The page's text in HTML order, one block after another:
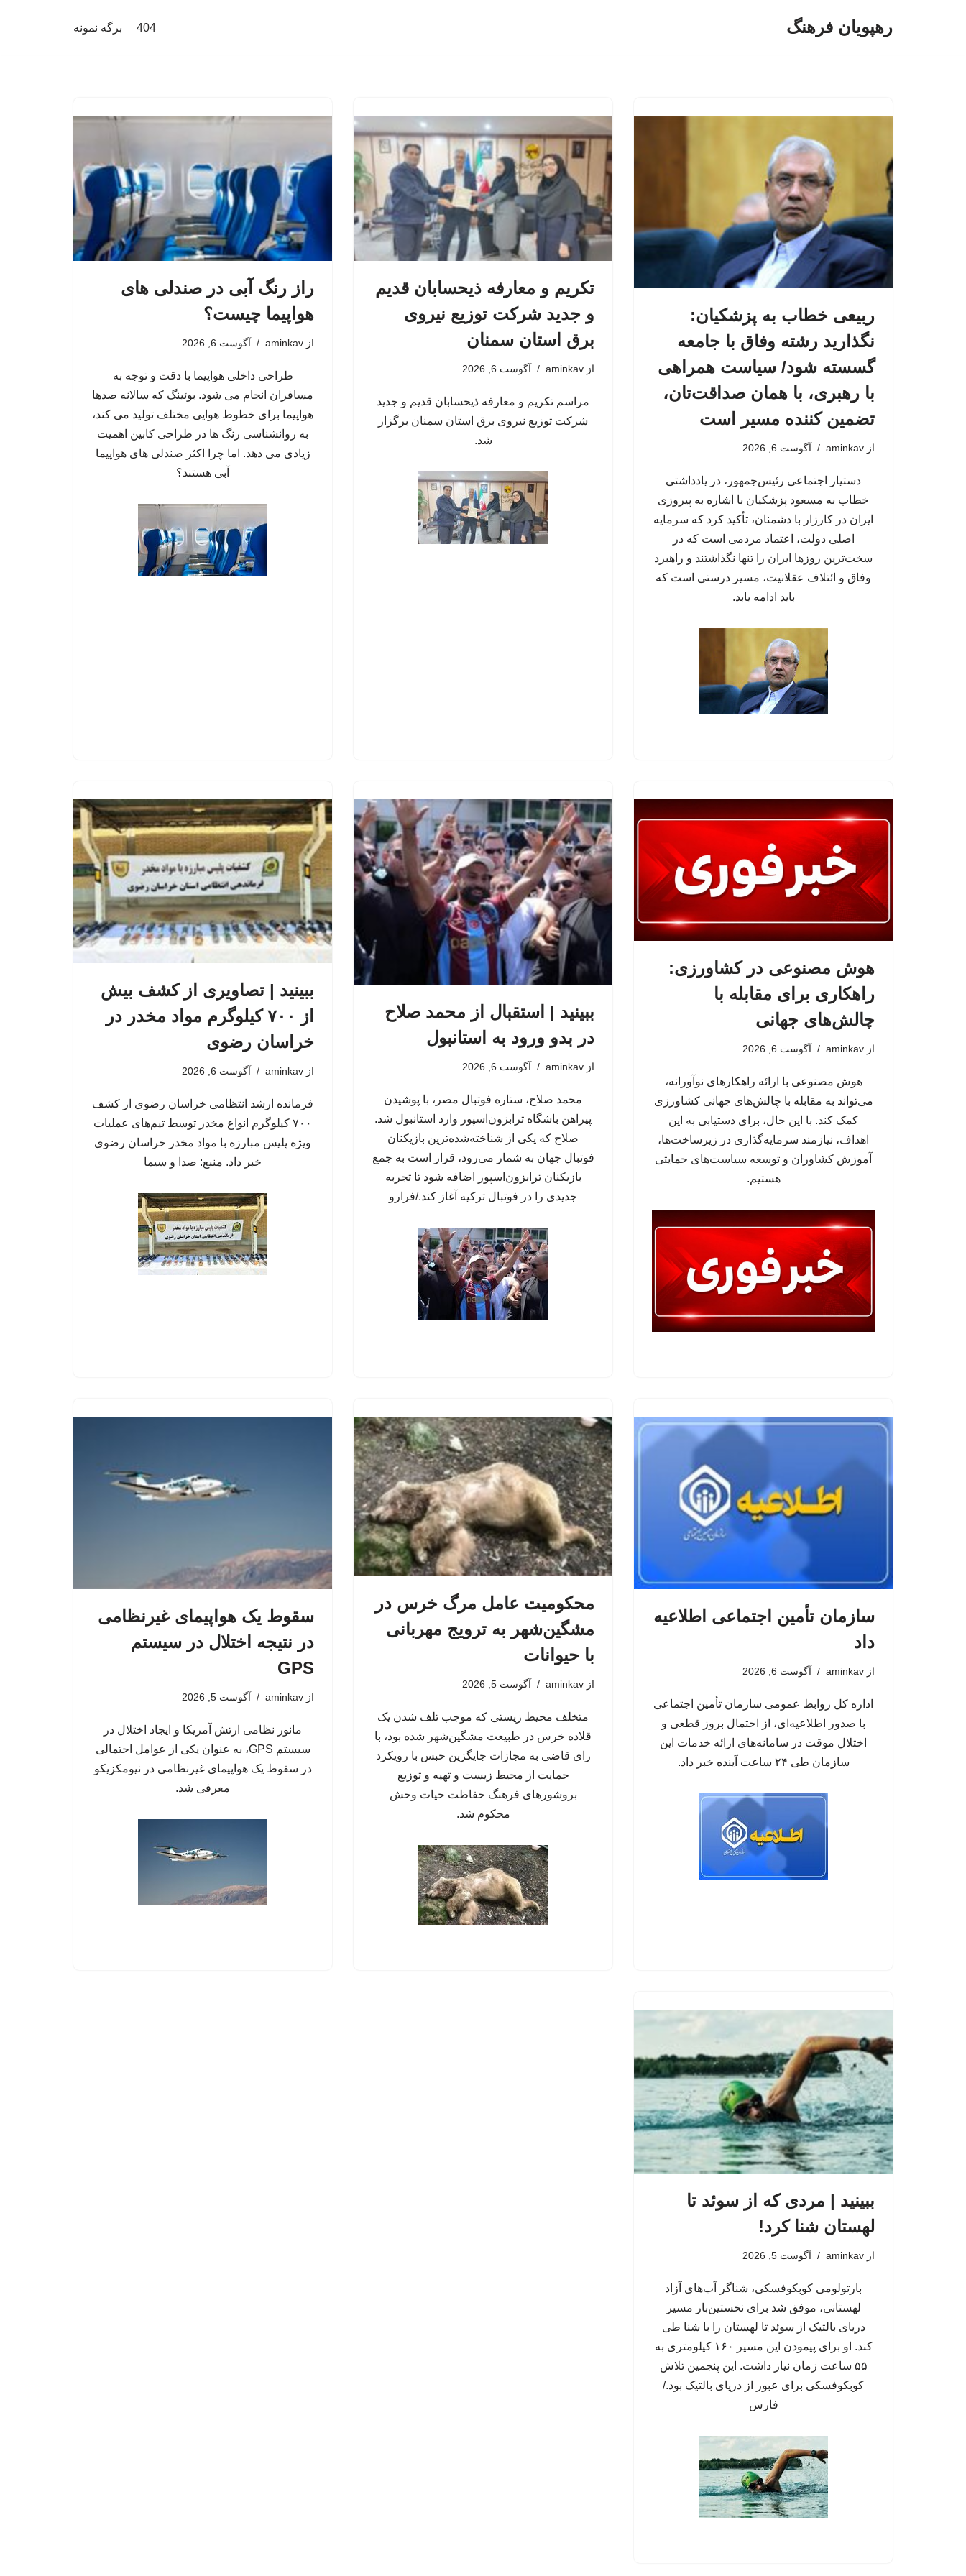
رهپویان فرهنگ 404 برگه نمونه
ربیعی خطاب به پزشکیان:
نگذارید رشته وفاق با جامعه
گسسته شود/ سیاست همراهی
با رهبری، با همان صداقت‌تان،
تضمین کننده مسیر است
از aminkav آگوست 6, 2026
دستیار اجتماعی رئیس‌جمهور، در یادداشتی
خطاب به مسعود پزشکیان با اشاره به پیروزی
ایران در کارزار با دشمنان، تأکید کرد که سرمایه
اصلی دولت، اعتماد مردمی است که در
سخت‌ترین روزها ایران را تنها نگذاشتند و راهبرد
وفاق و ائتلاف عقلانیت، مسیر درستی است که
باید ادامه یابد.
تکریم و معارفه ذیحسابان قدیم
و جدید شرکت توزیع نیروی
برق استان سمنان
از aminkav آگوست 6, 2026
مراسم تکریم و معارفه ذیحسابان قدیم و جدید
شرکت توزیع نیروی برق استان سمنان برگزار
شد.
راز رنگ آبی در صندلی های
هواپیما چیست؟
از aminkav آگوست 6, 2026
طراحی داخلی هواپیما با دقت و توجه به
مسافران انجام می شود. بوئینگ که سالانه صدها
هواپیما برای خطوط هوایی مختلف تولید می کند،
به روانشناسی رنگ ها در طراحی کابین اهمیت
زیادی می دهد. اما چرا اکثر صندلی های هواپیما
آبی هستند؟
هوش مصنوعی در کشاورزی:
راهکاری برای مقابله با
چالش‌های جهانی
از aminkav آگوست 6, 2026
هوش مصنوعی با ارائه راهکارهای نوآورانه،
می‌تواند به مقابله با چالش‌های جهانی کشاورزی
کمک کند. با این حال، برای دستیابی به این
اهداف، نیازمند سرمایه‌گذاری در زیرساخت‌ها،
آموزش کشاوران و توسعه سیاست‌های حمایتی
هستیم.
ببینید | استقبال از محمد صلاح
در بدو ورود به استانبول
از aminkav آگوست 6, 2026
محمد صلاح، ستاره فوتبال مصر، با پوشیدن
پیراهن باشگاه ترابزون‌اسپور وارد استانبول شد.
صلاح که یکی از شناخته‌شده‌ترین بازیکنان
فوتبال جهان به شمار می‌رود، قرار است به جمع
بازیکنان ترابزون‌اسپور اضافه شود تا تجربه
جدیدی را در فوتبال ترکیه آغاز کند./فرارو
ببینید | تصاویری از کشف بیش
از ۷۰۰ کیلوگرم مواد مخدر در
خراسان رضوی
از aminkav آگوست 6, 2026
فرمانده ارشد انتظامی خراسان رضوی از کشف
۷۰۰ کیلوگرم انواع مخدر توسط تیم‌های عملیات
ویژه پلیس مبارزه با مواد مخدر خراسان رضوی
خبر داد. منبع: صدا و سیما
سازمان تأمین اجتماعی اطلاعیه
داد
از aminkav آگوست 6, 2026
اداره کل روابط عمومی سازمان تأمین اجتماعی
با صدور اطلاعیه‌ای، از احتمال بروز قطعی و
اختلال موقت در سامانه‌های ارائه خدمات این
سازمان طی ۲۴ ساعت آینده خبر داد.
محکومیت عامل مرگ خرس در
مشگین‌شهر به ترویج مهربانی
با حیوانات
از aminkav آگوست 5, 2026
متخلف محیط زیستی که موجب تلف شدن یک
قلاده خرس در طبیعت مشگین‌شهر شده بود، با
رای قاضی به مجازات جایگزین حبس با رویکرد
حمایت از محیط زیست و تهیه و توزیع
بروشورهای فرهنگ حفاظت حیات وحش
محکوم شد.
سقوط یک هواپیمای غیرنظامی
در نتیجه اختلال در سیستم‌
GPS
از aminkav آگوست 5, 2026
مانور نظامی ارتش آمریکا و ایجاد اختلال در
سیستم‌ GPS، به عنوان یکی از عوامل احتمالی
در سقوط یک هواپیمای غیرنظامی در نیومکزیکو
معرفی شد.
ببینید | مردی که از سوئد تا
لهستان شنا کرد!
از aminkav آگوست 5, 2026
بارتولومی کوبکوفسکی، شناگر آب‌های آزاد
لهستانی، موفق شد برای نخستین‌بار مسیر
دریای بالتیک از سوئد تا لهستان را با شنا طی
کند. او برای پیمودن این مسیر ۱۶۰ کیلومتری به
۵۵ ساعت زمان نیاز داشت. این پنجمین تلاش
کوبکوفسکی برای عبور از دریای بالتیک بود./
فارس